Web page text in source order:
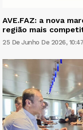
AVE.FAZ: a nova
região mais
25 De Junho De 2026,